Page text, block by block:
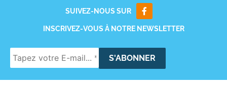
SUIVEZ-NOUS SUR
INSCRIVEZ-VOUS À NOTRE NEWSLETTER